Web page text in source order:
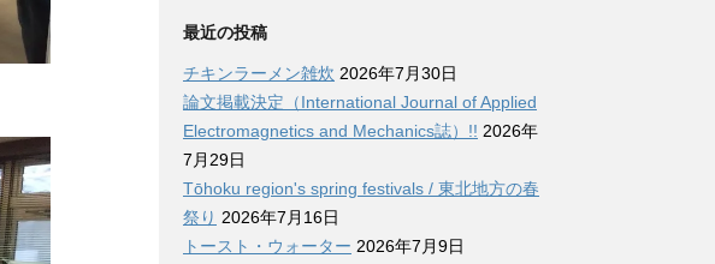
最近の投稿
チキンラーメン雑炊 2026年7月30日
論文掲載決定（International Journal of Applied
Electromagnetics and Mechanics誌）!! 2026年
7月29日
Tōhoku region's spring festivals / 東北地方の春
祭り 2026年7月16日
トースト・ウォーター 2026年7月9日